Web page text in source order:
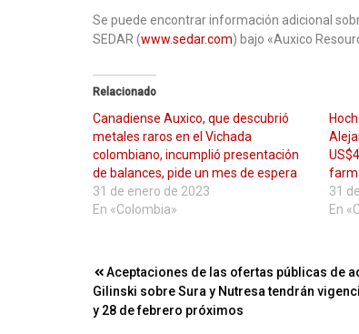
Se puede encontrar información adicional
SEDAR (www.sedar.com) bajo «Auxico
Relacionado
Canadiense Auxico, que descubrió
metales raros en el Vichada
colombiano, incumplió presentación
de balances, pide un mes de espera
31 de enero de 2023
En «Colombia»
31
En
Navegación
de
Aceptaciones de las ofertas públicas de
Gilinski sobre Sura y Nutresa tendrán
y 28 de febrero próximos